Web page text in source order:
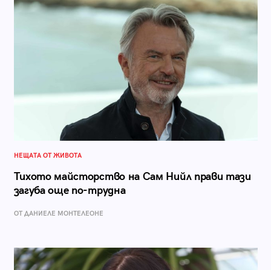
НЕЩАТА ОТ ЖИВОТА
Тихото майсторство на Сам Нийл прави тази
загуба още по-трудна
ОТ ДАНИЕЛЕ МОНТЕЛЕОНЕ